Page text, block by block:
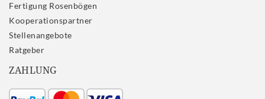
Fertigung Rosenbögen
Kooperationspartner
Stellenangebote
Ratgeber
ZAHLUNG